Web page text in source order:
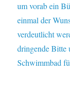
um vorab ein
einmal der
verdeutlicht
dringende Bitte
Schwimmbad